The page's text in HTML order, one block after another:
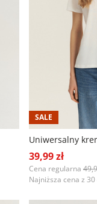
SALE
39,99 zł
Cena regularna
Najniższa cena z 30